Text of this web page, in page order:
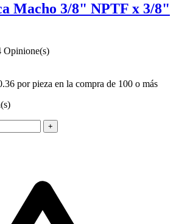
Macho 3/8" NPTF x 3/8"
Opinione(s)
por pieza en la compra de 100 o más
+